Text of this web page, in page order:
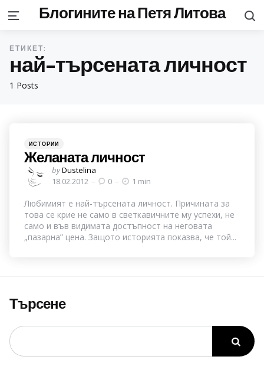
MenuБлогините на Петя Литова
1 Posts
ЕТИКЕТ:
най-търсената личност
Categories
Posted
ИСТОРИИ
Желаната личност
Posted
by
byDustelina
18.02.2012
0 1 min
Любимият е най-търсената личност. Причината за
това се крие не само в светкавичните му успехи, не
само и във видимата достъпност на неговата
„пазарна” цена. Защото историята показва, че той...
Търсене